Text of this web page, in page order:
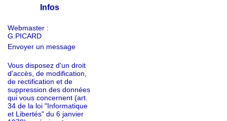
Infos
Webmaster :
G.PICARD
Envoyer un message
Vous disposez d'un droit
d'accès, de modification,
de rectification et de
suppression des données
qui vous concernent (art.
34 de la loi "Informatique
et Libertés" du 6 janvier